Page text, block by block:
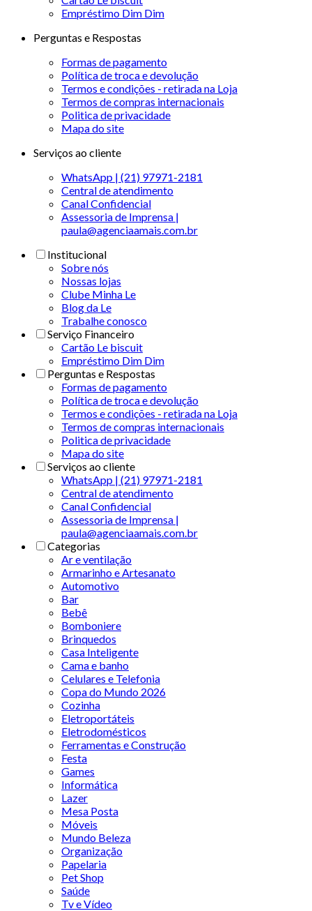
Empréstimo Dim Dim
Perguntas e Respostas
Formas de pagamento
Política de troca e devolução
Termos e condições - retirada na Loja
Termos de compras internacionais
Politica de privacidade
Mapa do site
Serviços ao cliente
WhatsApp | (21) 97971-2181
Central de atendimento
Canal Confidencial
Assessoria de Imprensa |
paula@agenciaamais.com.br
Institucional
Sobre nós
Nossas lojas
Clube Minha Le
Blog da Le
Trabalhe conosco
Serviço Financeiro
Cartão Le biscuit
Empréstimo Dim Dim
Perguntas e Respostas
Formas de pagamento
Política de troca e devolução
Termos e condições - retirada na Loja
Termos de compras internacionais
Politica de privacidade
Mapa do site
Serviços ao cliente
WhatsApp | (21) 97971-2181
Central de atendimento
Canal Confidencial
Assessoria de Imprensa |
paula@agenciaamais.com.br
Categorias
Ar e ventilação
Armarinho e Artesanato
Automotivo
Bar
Bebê
Bomboniere
Brinquedos
Casa Inteligente
Cama e banho
Celulares e Telefonia
Copa do Mundo 2026
Cozinha
Eletroportáteis
Eletrodomésticos
Ferramentas e Construção
Festa
Games
Informática
Lazer
Mesa Posta
Móveis
Mundo Beleza
Organização
Papelaria
Pet Shop
Saúde
Tv e Vídeo